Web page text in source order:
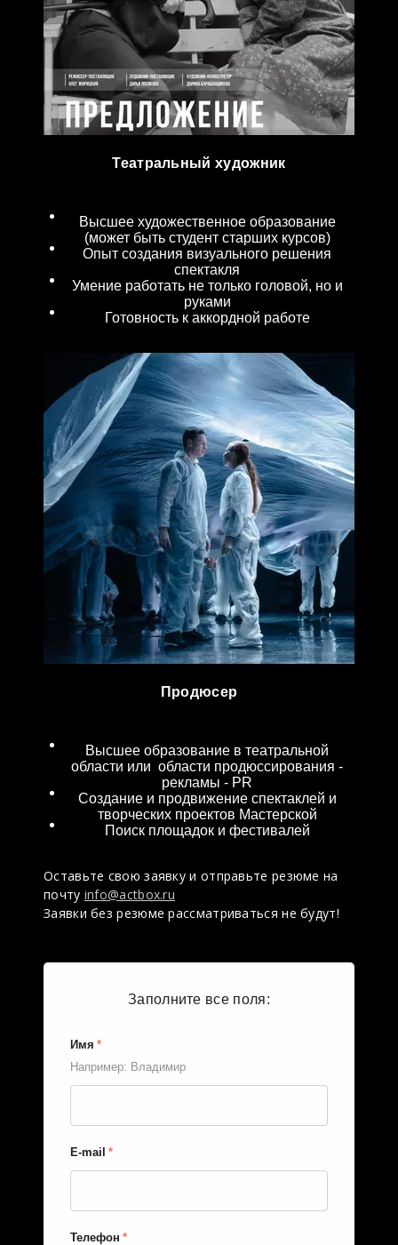
Театральный художник
Высшее художественное образование
(может быть студент старших курсов)
Опыт создания визуального решения
спектакля
Умение работать не только головой, но и
руками
Готовность к аккордной работе
Продюсер
Высшее образование в театральной
области или области продюссирования -
рекламы - PR
Создание и продвижение спектаклей и
творческих проектов Мастерской
Поиск площадок и фестивалей
Оставьте свою заявку и отправьте резюме на
почту info@actbox.ru
Заявки без резюме рассматриваться не будут!
Заполните все поля:
Имя *
Например: Владимир
E-mail *
Телефон *